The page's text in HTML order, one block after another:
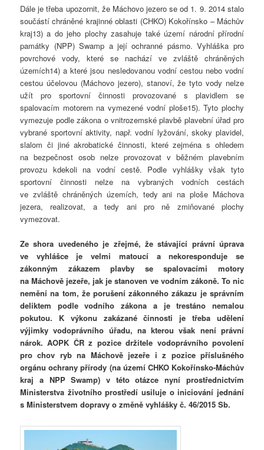
Dále je třeba upozornit, že Máchovo jezero se od 1. 9. 2014 stalo
součástí chráněné krajinné oblasti (CHKO) Kokořínsko – Máchův
kraj13) a do jeho plochy zasahuje také území národní přírodní
památky (NPP) Swamp a její ochranné pásmo. Vyhláška pro
povrchové vody, které se nachází ve zvláště chráněných
územích14) a které jsou nesledovanou vodní cestou nebo vodní
cestou účelovou (Máchovo jezero), stanoví, že tyto vody nelze
užít pro sportovní činnosti provozované s plavidlem se
spalovacím motorem na vymezené vodní ploše15). Tyto plochy
vymezuje podle zákona o vnitrozemské plavbě plavební úřad pro
vybrané sportovní aktivity, např. vodní lyžování, skoky plavidel,
slalom či jiné akrobatické činnosti, které zejména s ohledem
na bezpečnost osob nelze provozovat v běžném plavebním
provozu kdekoli na vodní cestě. Podle vyhlášky však tyto
sportovní činnosti nelze na vybraných vodních cestách
ve zvláště chráněných územích, tedy ani na ploše Máchova
jezera, realizovat, a tedy ani pro ně zmiňované plochy
vymezovat.
Ze shora uvedeného je zřejmé, že stávající právní úprava
ve vyhlášce je velmi matoucí a nekoresponduje se
zákonným zákazem plavby se spalovacími motory
na Máchově jezeře, jak je stanoven ve vodním zákoně. To nic
nemění na tom, že porušení zákonného zákazu je správním
deliktem podle vodního zákona a je trestáno nemalou
pokutou. K výkonu zakázané činnosti je třeba udělení
výjimky vodoprávního úřadu, na kterou však není právní
nárok. AOPK ČR z pozice držitele vodoprávního povolení
pro chov ryb na Máchově jezeře i z pozice příslušného
orgánu ochrany přírody (na území CHKO Kokořínsko-Máchův
kraj a NPP Swamp) v této otázce nyní prostřednictvím
Ministerstva životního prostředí usiluje o iniciování jednání
s Ministerstvem dopravy o změně vyhlášky č. 46/2015 Sb.